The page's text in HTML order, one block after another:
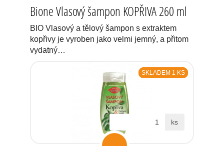
Bione Vlasový šampon KOPŘIVA 260 ml
BIO Vlasový a tělový šampon s extraktem
kopřivy je vyroben jako velmi jemný, a přitom
vydatný…
SKLADEM 1 KS
ks